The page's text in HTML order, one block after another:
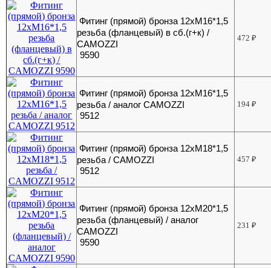
Фитинг (прямой) бронза 12хМ16*1,5
резьба (фланцевый) в сб.(г+к) /
CAMOZZI
9590
472₽
Фитинг (прямой) бронза 12хМ16*1,5
резьба / аналог CAMOZZI
9512
194₽
Фитинг (прямой) бронза 12хМ18*1,5
резьба / CAMOZZI
9512
457₽
Фитинг (прямой) бронза 12хМ20*1,5
резьба (фланцевый) / аналог
CAMOZZI
9590
231₽